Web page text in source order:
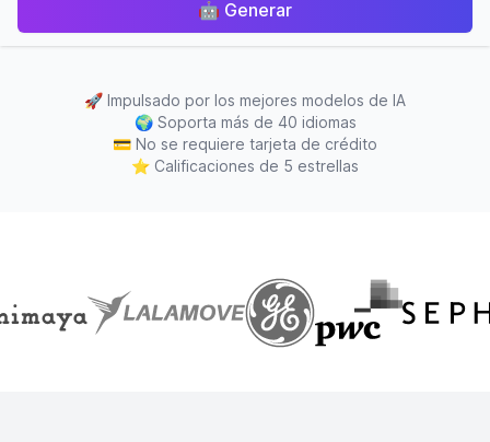
🤖 Generar
🚀 Impulsado por los mejores modelos de IA
🌍 Soporta más de 40 idiomas
💳 No se requiere tarjeta de crédito
⭐ Calificaciones de 5 estrellas